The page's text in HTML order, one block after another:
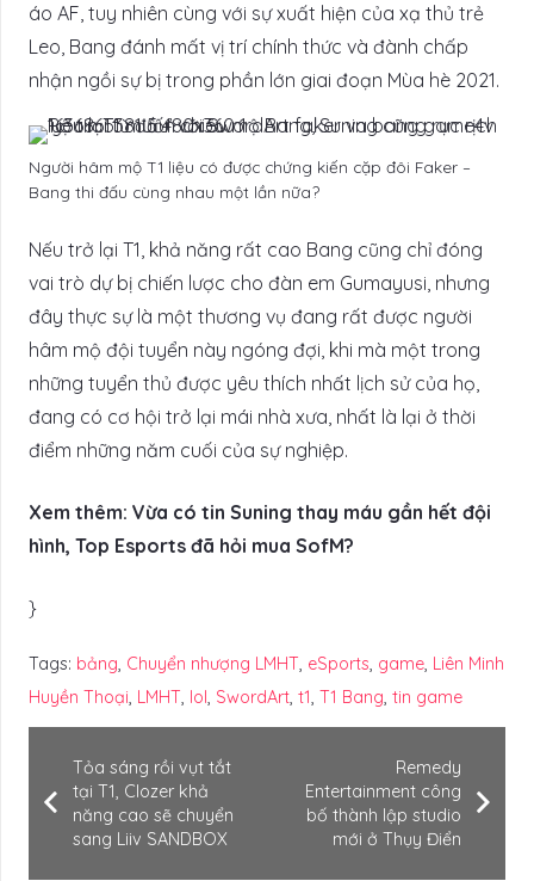
áo AF, tuy nhiên cùng với sự xuất hiện của xạ thủ trẻ
Leo, Bang đánh mất vị trí chính thức và đành chấp
nhận ngồi sự bị trong phần lớn giai đoạn Mùa hè 2021.
Người hâm mộ T1 liệu có được chứng kiến cặp đôi Faker –
Bang thi đấu cùng nhau một lần nữa?
Nếu trở lại T1, khả năng rất cao Bang cũng chỉ đóng
vai trò dự bị chiến lược cho đàn em Gumayusi, nhưng
đây thực sự là một thương vụ đang rất được người
hâm mộ đội tuyển này ngóng đợi, khi mà một trong
những tuyển thủ được yêu thích nhất lịch sử của họ,
đang có cơ hội trở lại mái nhà xưa, nhất là lại ở thời
điểm những năm cuối của sự nghiệp.
Xem thêm: Vừa có tin Suning thay máu gần hết đội
hình, Top Esports đã hỏi mua SofM?
}
Tags: bảng, Chuyển nhượng LMHT, eSports, game, Liên Minh
Huyền Thoại, LMHT, lol, SwordArt, t1, T1 Bang, tin game
Tỏa sáng rồi vụt tắt
tại T1, Clozer khả
năng cao sẽ chuyển
sang Liiv SANDBOX
Remedy
Entertainment công
bố thành lập studio
mới ở Thụy Điển